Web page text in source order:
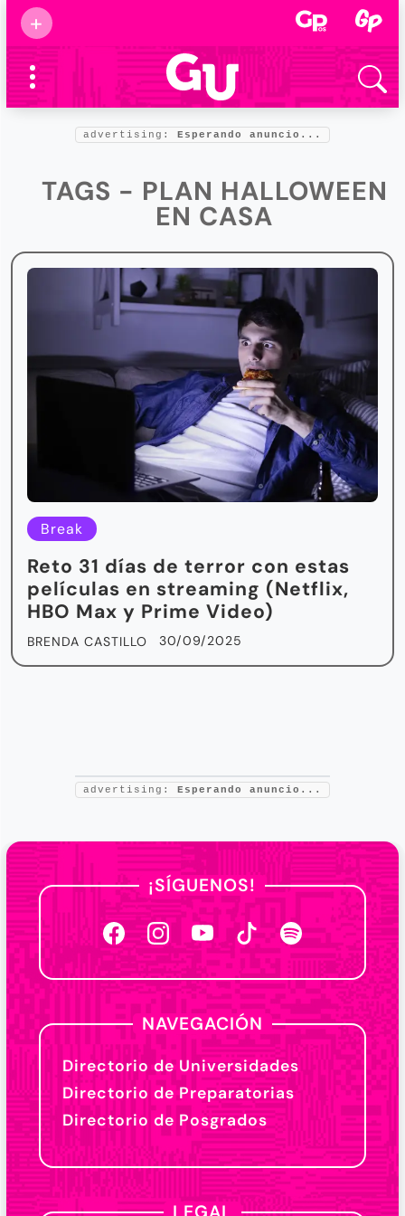
+
Supermamás
2025
Marcas de
confianza
Foro salud
advertising: Esperando anuncio...
TAGS - PLAN HALLOWEEN
EN CASA
Break
Reto 31 días de terror con estas
películas en streaming (Netflix,
HBO Max y Prime Video)
BRENDA CASTILLO 30/09/2025
advertising: Esperando anuncio...
¡SÍGUENOS!
NAVEGACIÓN
Directorio de Universidades
Directorio de Preparatorias
Directorio de Posgrados